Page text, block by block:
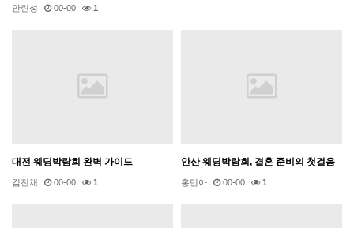
안린성 00-00 1
대전 웨딩박람회 완벽 가이드
김진채 00-00 1
안산 웨딩박람회, 결혼 준비의 첫걸음
홍민아 00-00 1